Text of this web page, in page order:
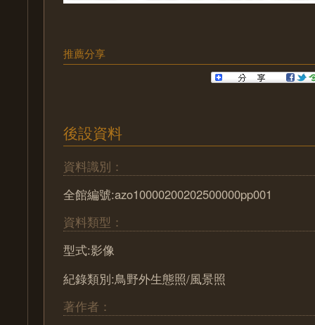
推薦分享
後設資料
資料識別：
全館編號:azo10000200202500000pp001
資料類型：
型式:影像
紀錄類別:鳥野外生態照/風景照
著作者：